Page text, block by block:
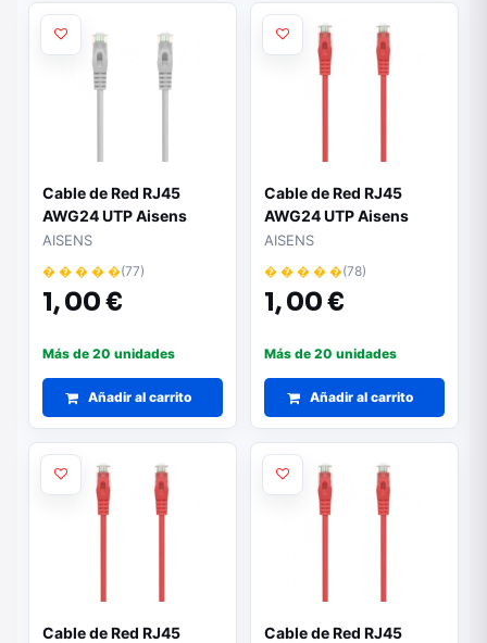
Cable de Red RJ45
AWG24 UTP Aisens
A145-0553 Cat.6A/
LSZH/ 30cm/ Gris
AISENS
� � � � �(77)
1,00 €
Más de 20 unidades
Añadir al carrito
Cable de Red RJ45
AWG24 UTP Aisens
A145-0556 Cat.6A/
LSZH/ 25cm/ Rojo
AISENS
� � � � �(78)
1,00 €
Más de 20 unidades
Añadir al carrito
Cable de Red RJ45
Cable de Red RJ45